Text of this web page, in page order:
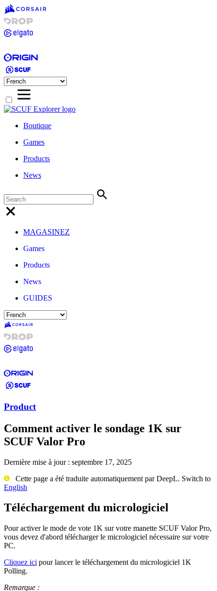
Boutique
Games
Products
News
MAGASINEZ
Games
Products
News
GUIDES
Product
Comment activer le sondage 1K sur
SCUF Valor Pro
Dernière mise à jour : septembre 17, 2025
Cette page a été traduite automatiquement par DeepL. Switch to
English
Téléchargement du micrologiciel
Pour activer le mode de vote 1K sur votre manette SCUF Valor Pro,
vous devez d'abord télécharger le micrologiciel nécessaire sur votre
PC.
Cliquez ici pour lancer le téléchargement du micrologiciel 1K
Polling.
Remarque :